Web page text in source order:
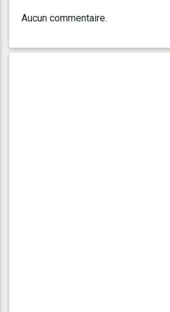
Aucun commentaire.